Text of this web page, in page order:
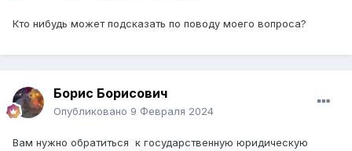
Кто нибудь может подсказать по поводу моего вопроса?
Борис Борисович
Опубликовано 9 Февраля 2024
Вам нужно обратиться к государственную юридическую